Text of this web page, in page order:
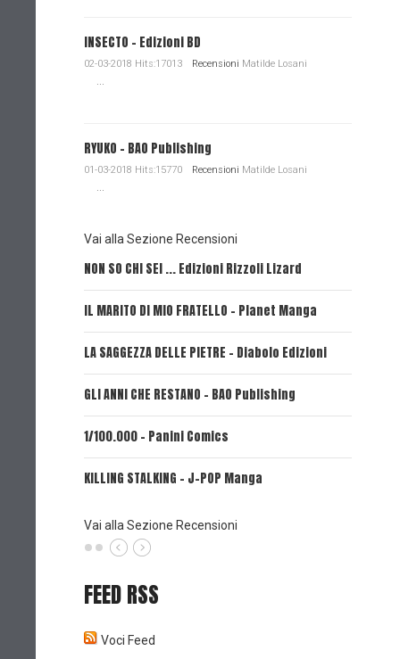
INSECTO - Edizioni BD
02-03-2018 Hits:17013 Recensioni Matilde Losani
...
RYUKO - BAO Publishing
01-03-2018 Hits:15770 Recensioni Matilde Losani
...
Vai alla Sezione Recensioni
NON SO CHI SEI ... Edizioni Rizzoli Lizard
IL MARITO DI MIO FRATELLO - Planet Manga
LA SAGGEZZA DELLE PIETRE - Diabolo Edizioni
GLI ANNI CHE RESTANO - BAO Publishing
1/100.000 - Panini Comics
KILLING STALKING - J-POP Manga
Vai alla Sezione Recensioni
FEED RSS
Voci Feed